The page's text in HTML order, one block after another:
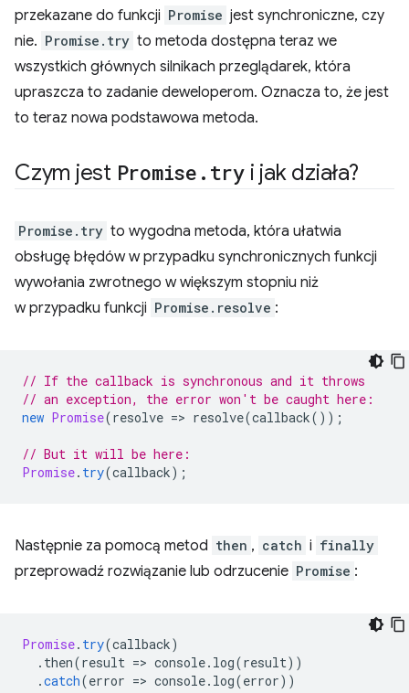
przekazane do funkcji Promise jest synchroniczne, czy
nie. Promise.try to metoda dostępna teraz we
wszystkich głównych silnikach przeglądarek, która
upraszcza to zadanie deweloperom. Oznacza to, że jest
to teraz nowa podstawowa metoda.
Czym jest Promise . tryi jak działa?
Promise.try to wygodna metoda, która ułatwia
obsługę błędów w przypadku synchronicznych funkcji
wywołania zwrotnego w większym stopniu niż
w przypadku funkcji Promise.resolve :
// If the callback is synchronous and it throws
// an exception, the error won't be caught here:
new Promise(resolve => resolve(callback());
// But it will be here:
Promise. try(callback);
Następnie za pomocą metod then , catch i finally
przeprowadź rozwiązanie lub odrzucenie Promise :
Promise. try(callback)
. then(result => console. log(result))
.catch(error => console. log(error))